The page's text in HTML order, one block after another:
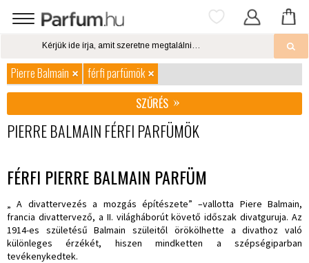
Pierre Balmain
férfi parfümök
SZŰRÉS
PIERRE BALMAIN FÉRFI PARFÜMÖK
FÉRFI PIERRE BALMAIN PARFÜM
„ A divattervezés a mozgás építészete” –vallotta Piere Balmain,
francia divattervező, a II. világháborút követő időszak divatguruja. Az
1914-es születésű Balmain szüleitől örökölhette a divathoz való
különleges érzékét, hiszen mindketten a szépségiparban
tevékenykedtek.